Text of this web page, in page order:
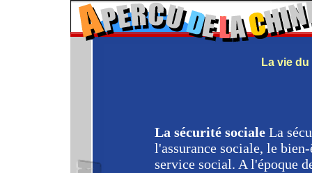
La vie
La sécurité sociale La
l'assurance sociale, le
service social. A l'époque